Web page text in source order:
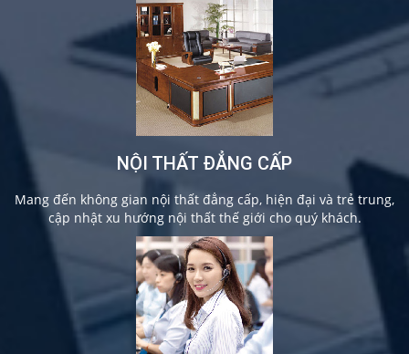
NỘI THẤT ĐẲNG CẤP
Mang đến không gian nội thất đẳng cấp, hiện đại và trẻ trung,
cập nhật xu hướng nội thất thế giới cho quý khách.